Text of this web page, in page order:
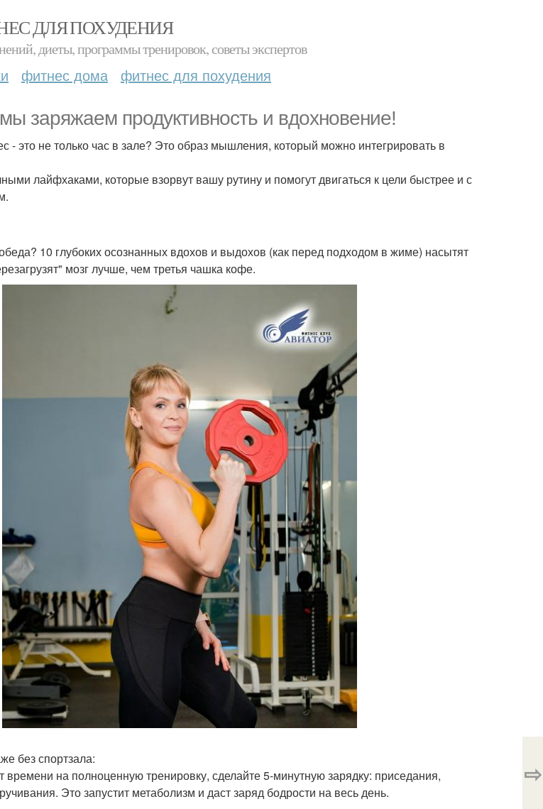
ДЛЯ ПОХУДЕНИЯ
диеты, программы тренировок, советы экспертов
фитнес дома фитнес для похудения
заряжаем продуктивность и вдохновение!
- это не только час в зале? Это образ мышления, который можно интегрировать в
лайфхаками, которые взорвут вашу рутину и помогут двигаться к цели быстрее и с
10 глубоких осознанных вдохов и выдохов (как перед подходом в жиме) насытят
мозг лучше, чем третья чашка кофе.
без спортзала:
времени на полноценную тренировку, сделайте 5-минутную зарядку: приседания,
Это запустит метаболизм и даст заряд бодрости на весь день.
⇨